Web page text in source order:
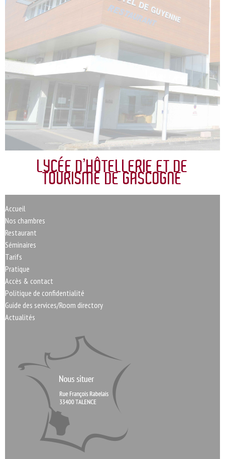
LYCÉE D’HÔTELLERIE ET DE
TOURISME DE GASCOGNE
Accueil
Nos chambres
Restaurant
Séminaires
Tarifs
Pratique
Accès & contact
Politique de confidentialité
Guide des services/Room directory
Actualités